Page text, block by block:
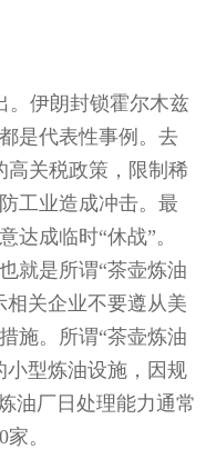
。伊朗封锁霍尔木兹
是代表性事例。去
高关税政策，限制稀
工业造成冲击。最
达成临时“休战”。
就是所谓“茶壶炼油
相关企业不要遵从美
施。所谓“茶壶炼油
小型炼油设施，因规
油厂日处理能力通常
家。